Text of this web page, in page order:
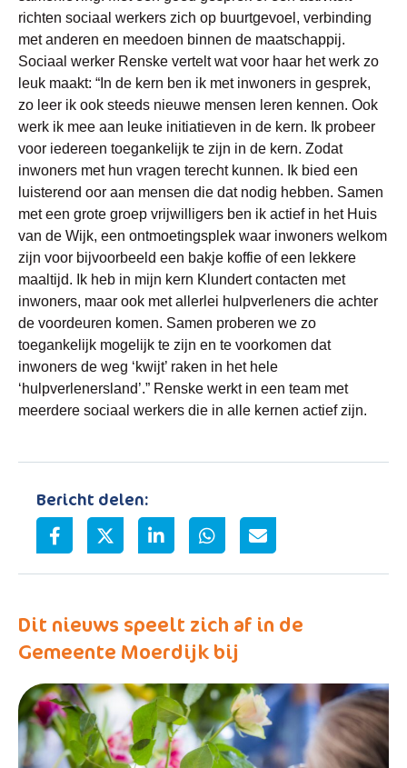
richten sociaal werkers zich op buurtgevoel, verbinding
met anderen en meedoen binnen de maatschappij.
Sociaal werker Renske vertelt wat voor haar het werk zo
leuk maakt: “In de kern ben ik met inwoners in gesprek,
zo leer ik ook steeds nieuwe mensen leren kennen. Ook
werk ik mee aan leuke initiatieven in de kern. Ik probeer
voor iedereen toegankelijk te zijn in de kern. Zodat
inwoners met hun vragen terecht kunnen. Ik bied een
luisterend oor aan mensen die dat nodig hebben. Samen
met een grote groep vrijwilligers ben ik actief in het Huis
van de Wijk, een ontmoetingsplek waar inwoners welkom
zijn voor bijvoorbeeld een bakje koffie of een lekkere
maaltijd. Ik heb in mijn kern Klundert contacten met
inwoners, maar ook met allerlei hulpverleners die achter
de voordeuren komen. Samen proberen we zo
toegankelijk mogelijk te zijn en te voorkomen dat
inwoners de weg ‘kwijt’ raken in het hele
‘hulpverlenersland’.” Renske werkt in een team met
meerdere sociaal werkers die in alle kernen actief zijn.
Bericht delen:
Dit nieuws speelt zich af in de
Gemeente Moerdijk bij